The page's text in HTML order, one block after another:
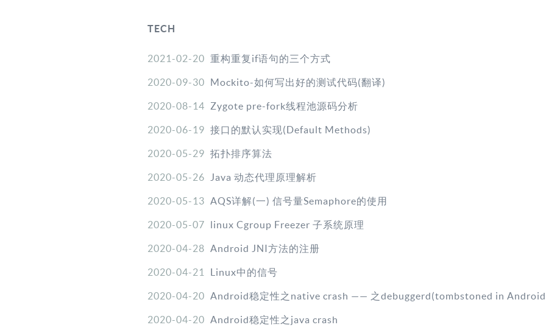
TECH
2021-02-20 重构重复if语句的三个方式
2020-09-30 Mockito-如何写出好的测试代码(翻译)
2020-08-14 Zygote pre-fork线程池源码分析
2020-06-19 接口的默认实现(Default Methods)
2020-05-29 拓扑排序算法
2020-05-26 Java 动态代理原理解析
2020-05-13 AQS详解(一) 信号量Semaphore的使用
2020-05-07 linux Cgroup Freezer 子系统原理
2020-04-28 Android JNI方法的注册
2020-04-21 Linux中的信号
2020-04-20 Android稳定性之native crash —— 之debuggerd(tombstoned in
2020-04-20 Android稳定性之java crash